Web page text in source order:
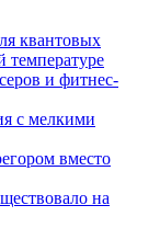
квантовых
температуре
и фитнес-
с мелкими
вместо
на